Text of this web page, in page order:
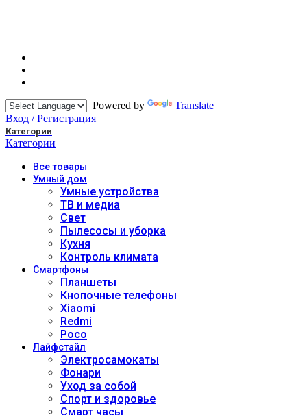
Powered by
Translate
Вход / Регистрация
Категории
Категории
Всетовары
Умный дом
Умные устройства
ТВ и медиа
Свет
Пылесосы и уборка
Кухня
Контроль климата
Смартфоны
Планшеты
Кнопочные телефоны
Xiaomi
Redmi
Poco
Лайфстайл
Электросамокаты
Фонари
Уход за собой
Спорт и здоровье
Смарт часы